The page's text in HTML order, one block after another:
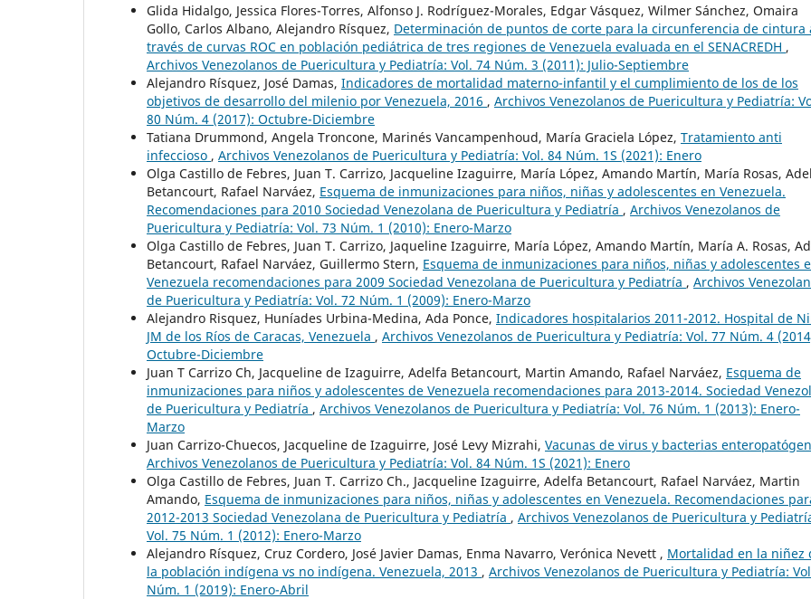
Glida Hidalgo, Jessica Flores-Torres, Alfonso J. Rodríguez-Morales, Edgar Vásquez, Wilmer Sánchez, Omaira
Gollo, Carlos Albano, Alejandro Rísquez, Determinación de puntos de corte para la circunferencia de cintura
través de curvas ROC en población pediátrica de tres regiones de Venezuela evaluada en el SENACREDH ,
Archivos Venezolanos de Puericultura y Pediatría: Vol. 74 Núm. 3 (2011): Julio-Septiembre
Alejandro Rísquez, José Damas, Indicadores de mortalidad materno-infantil y el cumplimiento de los de los
objetivos de desarrollo del milenio por Venezuela, 2016 , Archivos Venezolanos de Puericultura y Pediatría:
80 Núm. 4 (2017): Octubre-Diciembre
Tatiana Drummond, Angela Troncone, Marinés Vancampenhoud, María Graciela López, Tratamiento anti
infeccioso , Archivos Venezolanos de Puericultura y Pediatría: Vol. 84 Núm. 1S (2021): Enero
Olga Castillo de Febres, Juan T. Carrizo, Jacqueline Izaguirre, María López, Amando Martín, María Rosas,
Betancourt, Rafael Narváez, Esquema de inmunizaciones para niños, niñas y adolescentes en Venezuela.
Recomendaciones para 2010 Sociedad Venezolana de Puericultura y Pediatría , Archivos Venezolanos de
Puericultura y Pediatría: Vol. 73 Núm. 1 (2010): Enero-Marzo
Olga Castillo de Febres, Juan T. Carrizo, Jaqueline Izaguirre, María López, Amando Martín, María A. Rosas,
Betancourt, Rafael Narváez, Guillermo Stern, Esquema de inmunizaciones para niños, niñas y adolescentes
Venezuela recomendaciones para 2009 Sociedad Venezolana de Puericultura y Pediatría , Archivos
de Puericultura y Pediatría: Vol. 72 Núm. 1 (2009): Enero-Marzo
Alejandro Risquez, Huníades Urbina-Medina, Ada Ponce, Indicadores hospitalarios 2011-2012. Hospital de
JM de los Ríos de Caracas, Venezuela , Archivos Venezolanos de Puericultura y Pediatría: Vol. 77 Núm. 4
Octubre-Diciembre
Juan T Carrizo Ch, Jacqueline de Izaguirre, Adelfa Betancourt, Martin Amando, Rafael Narváez, Esquema de
inmunizaciones para niños y adolescentes de Venezuela recomendaciones para 2013-2014. Sociedad
de Puericultura y Pediatría , Archivos Venezolanos de Puericultura y Pediatría: Vol. 76 Núm. 1 (2013): Enero-
Marzo
Juan Carrizo-Chuecos, Jacqueline de Izaguirre, José Levy Mizrahi, Vacunas de virus y bacterias
Archivos Venezolanos de Puericultura y Pediatría: Vol. 84 Núm. 1S (2021): Enero
Olga Castillo de Febres, Juan T. Carrizo Ch., Jacqueline Izaguirre, Adelfa Betancourt, Rafael Narváez, Martin
Amando, Esquema de inmunizaciones para niños, niñas y adolescentes en Venezuela. Recomendaciones
2012-2013 Sociedad Venezolana de Puericultura y Pediatría , Archivos Venezolanos de Puericultura y
Vol. 75 Núm. 1 (2012): Enero-Marzo
Alejandro Rísquez, Cruz Cordero, José Javier Damas, Enma Navarro, Verónica Nevett , Mortalidad en la niñez
la población indígena vs no indígena. Venezuela, 2013 , Archivos Venezolanos de Puericultura y Pediatría:
Núm. 1 (2019): Enero-Abril